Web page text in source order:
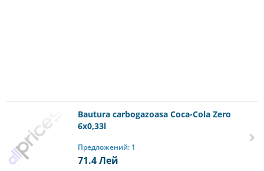
Bautura carbogazoasa Coca-Cola Zero
6x0,33l
Предложений: 1
71.4Лей